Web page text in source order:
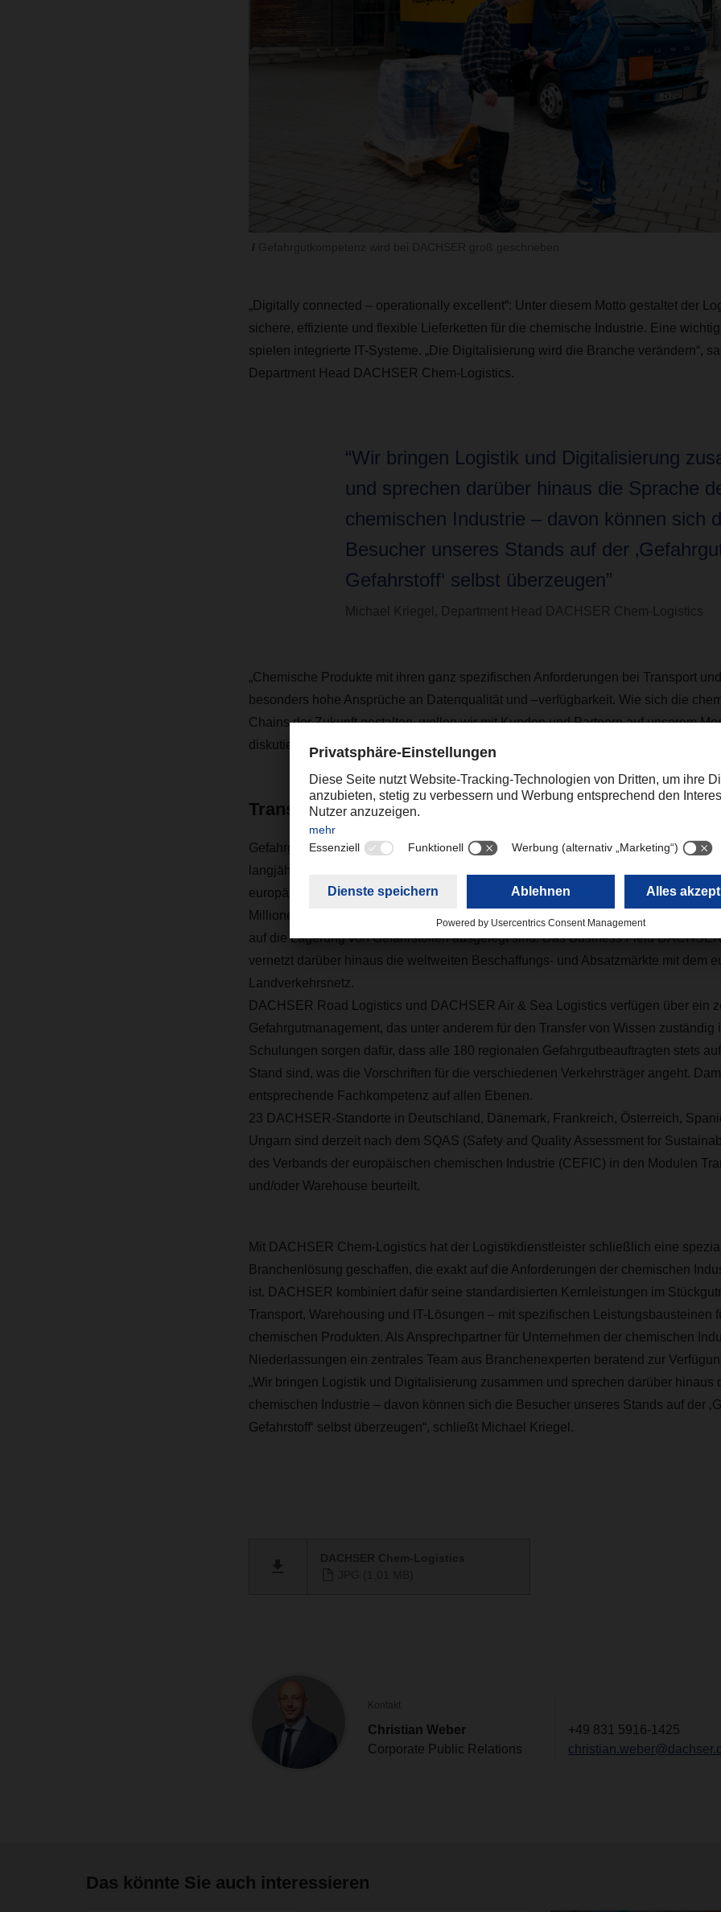
„Digitally connected – operationally excellent“: Unter diesem Motto gestaltet der
sichere, effiziente und flexible Lieferketten für die chemische Industrie. Eine
spielen integrierte IT-Systeme. „Die Digitalisierung wird die Branche verändern“,
Department Head DACHSER Chem-Logistics.
“Wir bringen Logistik und Digitalisierung
und sprechen darüber hinaus die Sprache
chemischen Industrie – davon können sich
Besucher unseres Stands auf der
Gefahrstoff‘ selbst überzeugen”
Michael Kriegel, Department Head DACHSER Chem-Logistics
„Chemische Produkte mit ihren ganz spezifischen Anforderungen bei Transport
besonders hohe Ansprüche an Datenqualität und –verfügbarkeit. Wie sich die
Chains der Zukunft gestalten, wollen wir mit Kunden und Partnern auf unserem
diskutieren.“
Transport- und Logistikpartner der chemischen Industrie
Gefahrgutkompetenz wird bei DACHSER groß geschrieben, nicht zuletzt deshalb
langjähriger Kooperationspartner des Verbands der Chemischen Industrie e.V.
europäischen Landverkehrsnetzwerk für Stückguttransporte hat DACHSER im
Millionen Sendungen der chemischen Industrie transportiert. Dazu kommen
auf die Lagerung von Gefahrstoffen ausgelegt sind. Das Business Field
vernetzt darüber hinaus die weltweiten Beschaffungs- und Absatzmärkte mit dem
Landverkehrsnetz.
DACHSER Road Logistics und DACHSER Air & Sea Logistics verfügen über ein
Gefahrgutmanagement, das unter anderem für den Transfer von Wissen zuständig
Schulungen sorgen dafür, dass alle 180 regionalen Gefahrgutbeauftragten stets
Stand sind, was die Vorschriften für die verschiedenen Verkehrsträger angeht.
entsprechende Fachkompetenz auf allen Ebenen.
23 DACHSER-Standorte in Deutschland, Dänemark, Frankreich, Österreich,
Ungarn sind derzeit nach dem SQAS (Safety and Quality Assessment for
des Verbands der europäischen chemischen Industrie (CEFIC) in den Modulen
und/oder Warehouse beurteilt.
Mit DACHSER Chem-Logistics hat der Logistikdienstleister schließlich eine
Branchenlösung geschaffen, die exakt auf die Anforderungen der chemischen
ist. DACHSER kombiniert dafür seine standardisierten Kernleistungen im
Transport, Warehousing und IT-Lösungen – mit spezifischen Leistungsbausteinen
chemischen Produkten. Als Ansprechpartner für Unternehmen der chemischen
Niederlassungen ein zentrales Team aus Branchenexperten beratend zur
„Wir bringen Logistik und Digitalisierung zusammen und sprechen darüber hinaus
chemischen Industrie – davon können sich die Besucher unseres Stands auf der
Gefahrstoff‘ selbst überzeugen“, schließt Michael Kriegel.
Kontakt
Christian Weber
Corporate Public Relations
+49 831 5916-1425
Das könnte Sie auch interessieren